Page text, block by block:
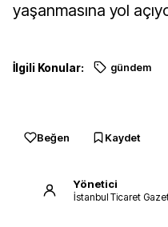
yaşanmasına yol
İlgili Konular: gündem
Beğen Kaydet
Yönetici
İstanbul Ticaret